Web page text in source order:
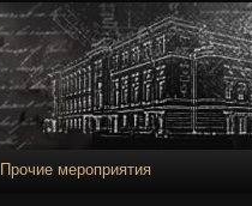
Прочие мероприятия